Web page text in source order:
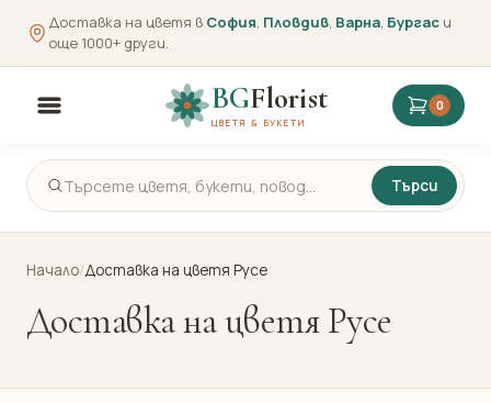
Доставка на цветя в София, Пловдив, Варна, Бургас и
още 1000+ други.
BGFlorist
ЦВЕТЯ & БУКЕТИ
0
Търси
Начало/Доставка на цветя Русе
Доставка на цветя Русе